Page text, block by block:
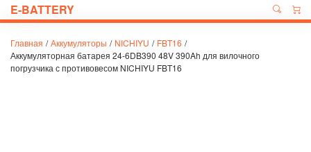
E-BATTERY
Главная / Аккумуляторы / NICHIYU / FBT16 /
Аккумуляторная батарея 24-6DB390 48V 390Ah для вилочного
погрузчика с противовесом NICHIYU FBT16